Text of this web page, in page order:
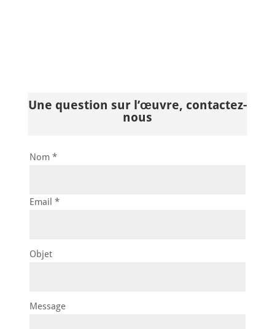
Une question sur l’œuvre, contactez-
nous
Nom *
Email *
Objet
Message